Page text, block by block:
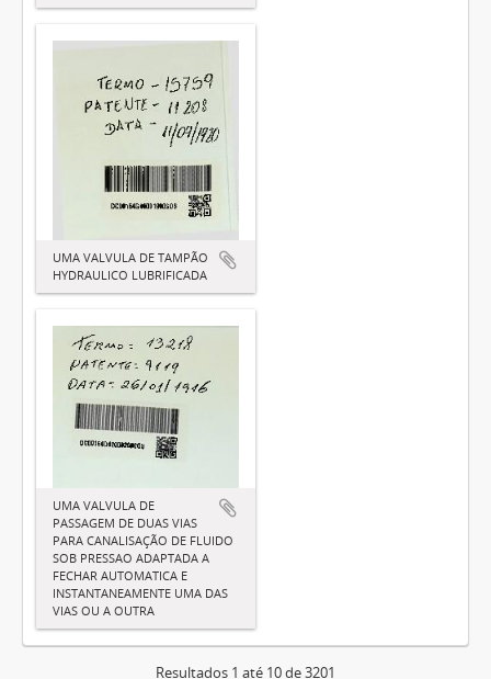
UMA VALVULA DE TAMPÃO
HYDRAULICO LUBRIFICADA
UMA VALVULA DE
PASSAGEM DE DUAS VIAS
PARA CANALISAÇÃO DE FLUIDO
SOB PRESSAO ADAPTADA A
FECHAR AUTOMATICA E
INSTANTANEAMENTE UMA DAS
VIAS OU A OUTRA
Resultados 1 até 10 de 3201